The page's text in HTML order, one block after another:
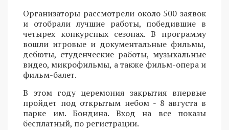
Организаторы рассмотрели около 500 заявок
и отобрали лучшие работы, победившие в
четырех конкурсных сезонах. В программу
вошли игровые и документальные фильмы,
дебюты, студенческие работы, музыкальные
видео, микрофильмы, а также фильм-опера и
фильм-балет.
В этом году церемония закрытия впервые
пройдет под открытым небом - 8 августа в
парке им. Бондина. Вход на все показы
бесплатный, по регистрации.